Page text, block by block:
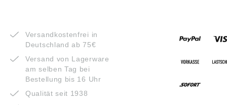
Versandkostenfrei in
Deutschland ab 75€
Versand von Lagerware
am selben Tag bei
Bestellung bis 16 Uhr
Qualität seit 1938